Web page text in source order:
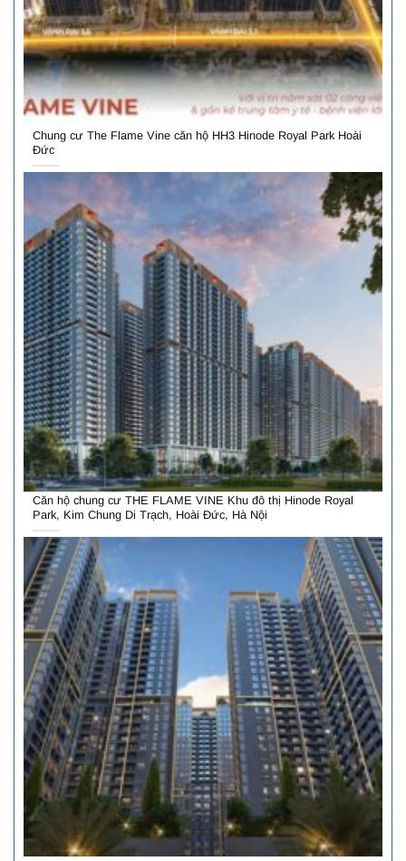
Chung cư The Flame Vine căn hộ HH3 Hinode Royal Park Hoài
Đức
Căn hộ chung cư THE FLAME VINE Khu đô thị Hinode Royal
Park, Kim Chung Di Trạch, Hoài Đức, Hà Nội